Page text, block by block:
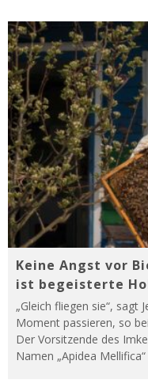
Keine Angst vor
ist begeisterte
„Gleich fliegen sie“, sagt
Moment passieren, so
Der Vorsitzende des
Namen „Apidea